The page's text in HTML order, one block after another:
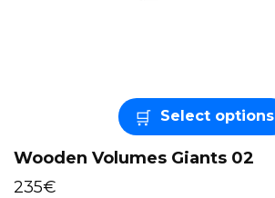
Select options
Wooden Volumes Giants 02
235€